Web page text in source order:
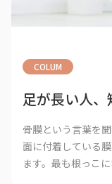
COLUM
足が長い人、
骨膜という言葉を
面に付着している
ます。最も根っこに